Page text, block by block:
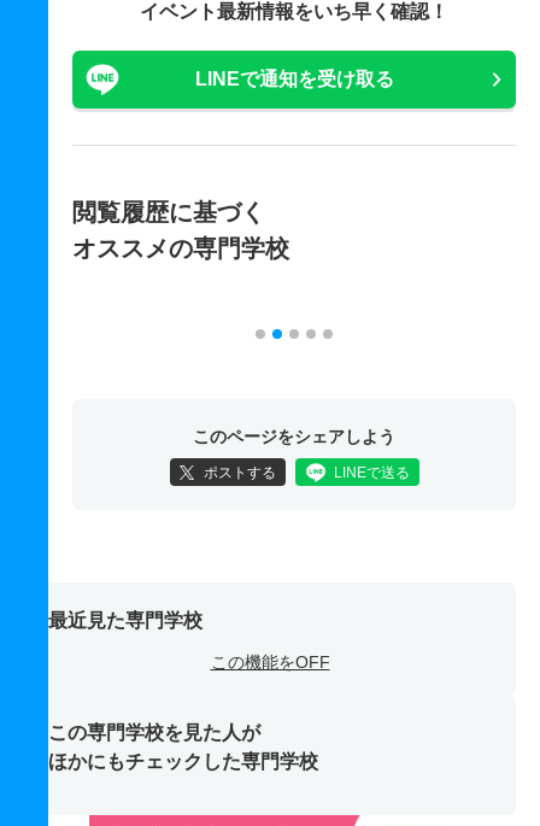
イベント最新情報をいち早く確認！
LINEで通知を受け取る
閲覧履歴に基づく
オススメの専門学校
このページをシェアしよう
ポストする LINEで送る
最近見た専門学校
この機能をOFF
この専門学校を見た人が
ほかにもチェックした専門学校